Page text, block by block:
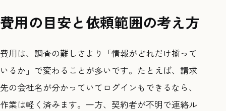
費用の目安と依頼範囲の考え方
費用は、調査の難しさより「情報がどれだけ揃って
いるか」で変わることが多いです。たとえば、請求
先の会社名が分かっていてログインもできるなら、
作業は軽く済みます。一方、契約者が不明で連絡ル